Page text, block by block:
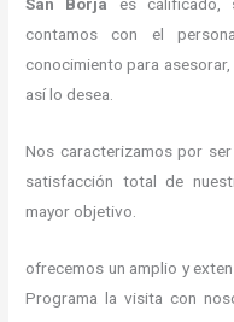
contamos con el
conocimiento para
así lo desea.
Nos caracterizamos por
satisfacción total de
mayor objetivo.
ofrecemos un amplio y
Programa la visita con